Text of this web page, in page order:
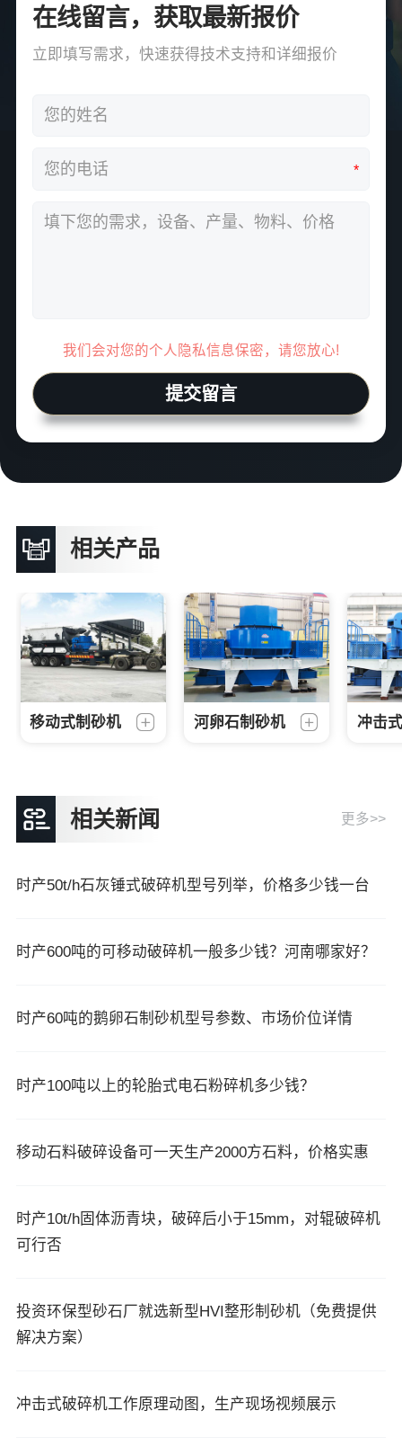
在线留言，获取最新报价
立即填写需求，快速获得技术支持和详细报价
*
我们会对您的个人隐私信息保密，请您放心!
提交留言
相关产品
移动式制砂机 河卵石制砂机 冲击
相关新闻 更多>>
时产50t/h石灰锤式破碎机型号列举，价格多少钱一台
时产600吨的可移动破碎机一般多少钱？河南哪家好？
时产60吨的鹅卵石制砂机型号参数、市场价位详情
时产100吨以上的轮胎式电石粉碎机多少钱？
移动石料破碎设备可一天生产2000方石料，价格实惠
时产10t/h固体沥青块，破碎后小于15mm，对辊破碎机
可行否
投资环保型砂石厂就选新型HVI整形制砂机（免费提供
解决方案）
冲击式破碎机工作原理动图，生产现场视频展示